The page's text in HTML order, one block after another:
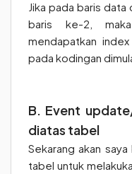
Jika pada baris data
baris ke-2,
mendapatkan
pada kodingan
B. Event
diatas tabel
Sekarang akan
tabel untuk